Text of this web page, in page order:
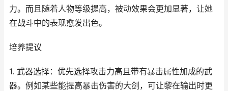
力。而且随着人物等级提高，被动效果会更加显著，让她
在战斗中的表现愈发出色。
培养提议
1. 武器选择：优先选择攻击力高且带有暴击属性加成的武
器。例如某些能提高暴击伤害的大剑，可让黎在输出时更